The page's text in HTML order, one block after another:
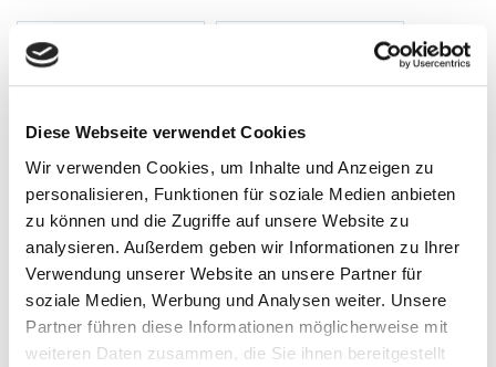
Diese Webseite verwendet Cookies
Wir verwenden Cookies, um Inhalte und Anzeigen zu
personalisieren, Funktionen für soziale Medien anbieten
zu können und die Zugriffe auf unsere Website zu
analysieren. Außerdem geben wir Informationen zu Ihrer
Verwendung unserer Website an unsere Partner für
soziale Medien, Werbung und Analysen weiter. Unsere
Partner führen diese Informationen möglicherweise mit
weiteren Daten zusammen, die Sie ihnen bereitgestellt